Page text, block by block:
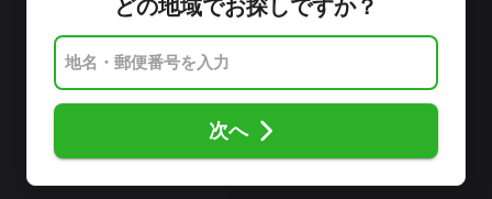
どの地域でお探しですか？
次へ